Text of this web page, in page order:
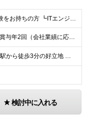
■以下いずれかのご経験をお持ちの方 ┗ITエンジニアとしての実務経験（セキュリティ、ネットワーク、インフラ、サーバー、ソフトウェア、開発、運用サポート、ヘルプデスクなど）☆年数、業種、工程は不問 ┗I
月給30万円～50万円+賞与年2回（会社業績に応じる） ※経験・年齢などを考慮の上、当社規定により優遇します。 ※固定残業代30時間分/月(6万円～10万円)を含みます。超過分は別途支給 ※試用期
★アクセス抜群！目黒駅から徒歩3分の好立地 ★準備やレポート作成時はリモートワークOK ■本社 東京都品川区上大崎2-24-11 目黒西口M2号館5階 ※（変更の範囲）上記を除く当社関連勤務地
検討中に入れる